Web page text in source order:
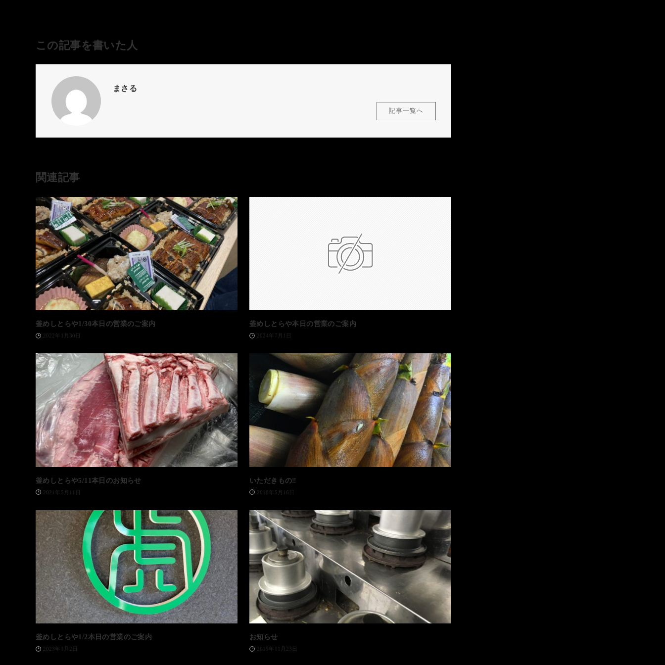
この記事を書いた人
まさる
記事一覧へ
関連記事
釜めしとらや1/30本日の営業のご案内
2022年1月30日
釜めしとらや本日の営業のご案内
2024年7月1日
釜めしとらや5/11本日のお知らせ
2021年5月11日
いただきもの‼️
2018年5月16日
釜めしとらや1/2本日の営業のご案内
2023年1月2日
お知らせ
2019年11月23日